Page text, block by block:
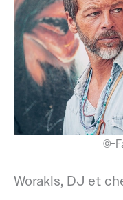
©-
Worakls, DJ et